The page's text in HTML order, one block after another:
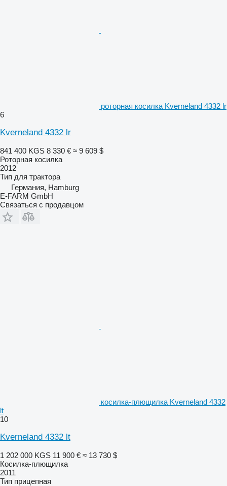
роторная косилка Kverneland 4332 lr
6
Kverneland 4332 lr
841 400 KGS 8 330 € ≈ 9 609 $
Роторная косилка
2012
Тип для трактора
Германия, Hamburg
E-FARM GmbH
Связаться с продавцом
косилка-плющилка Kverneland 4332
lt
10
Kverneland 4332 lt
1 202 000 KGS 11 900 € ≈ 13 730 $
Косилка-плющилка
2011
Тип прицепная